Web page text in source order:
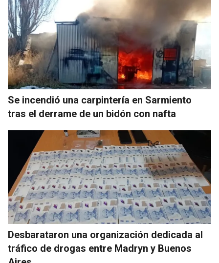
Se incendió una carpintería en Sarmiento
tras el derrame de un bidón con nafta
Desbarataron una organización dedicada al
tráfico de drogas entre Madryn y Buenos